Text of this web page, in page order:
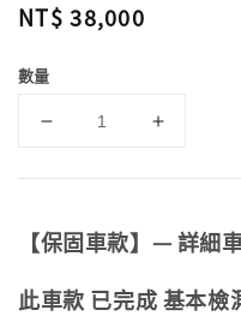
Regular
NT$ 38,000
數量
【保固車款】— 詳細
此車款 已完成 基本檢